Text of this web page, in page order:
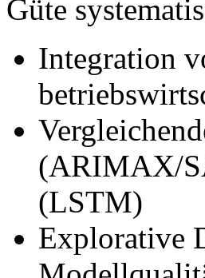
Güte
Integration
(ARIMAX/
(LSTM)
Explorative